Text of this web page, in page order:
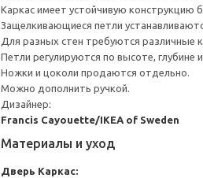
Каркас имеет устойчивую конструкцию
Защелкивающиеся петли
Для разных стен требуются различные
Петли регулируются по высоте, глубине
Ножки и цоколи продаются отдельно.
Можно дополнить ручкой.
Дизайнер:
Francis Cayouette/IKEA of Sweden
Материалы и уход
Дверь Каркас: